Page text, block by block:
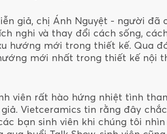
giả, chị Ánh Nguyệt - người đã
nghi và thay đổi cách sống,
hướng mới trong thiết kế. Qua
mới nhất trong thiết kế nội
viên rất hào hứng nhiệt tình
Vietceramics tin rằng đây
bạn sinh viên khi chúng tôi